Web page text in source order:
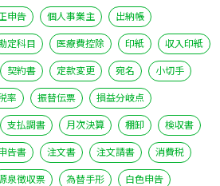
申告 個人事業主
出納帳
定科目 医療費控除 印紙
収入印紙
契約書 定款変更 宛名
小切手
率 振替伝票
損益分岐点
支払調書 月次決算 棚卸
検収書
告書 注文書 注文請書
消費税
泉徴収票 為替手形
白色申告